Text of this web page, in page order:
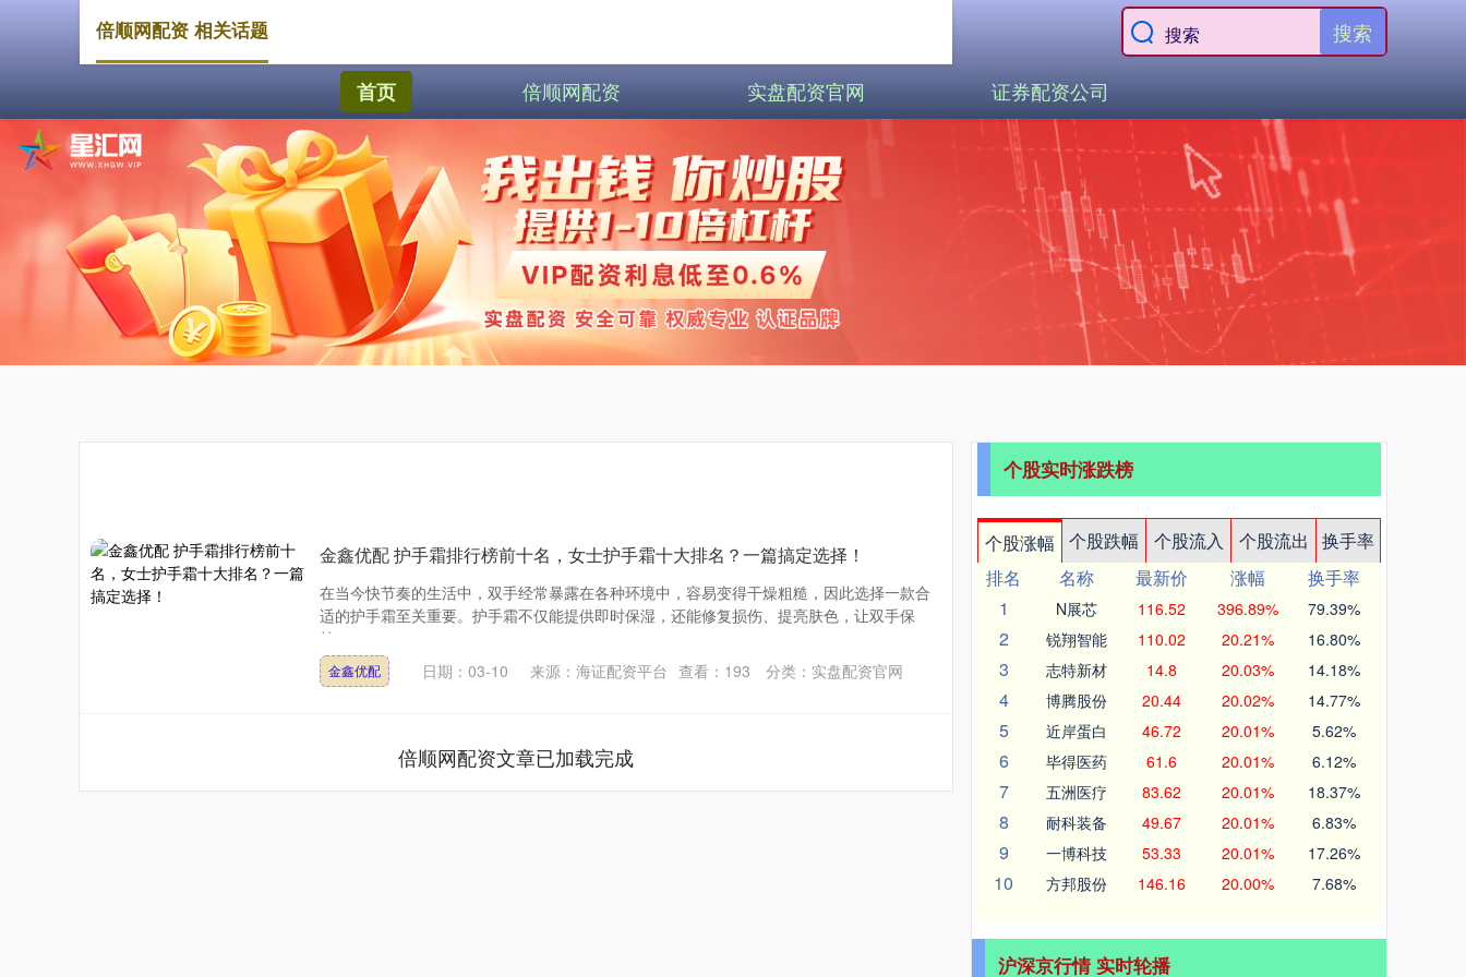
搜索
首页 倍顺网配资 实盘配资官网 证券配资公司
倍顺网配资 相关话题
金鑫优配 护手霜排行榜前十名，女士护手霜十大排名？一篇搞定选择！
在当今快节奏的生活中，双手经常暴露在各种环境中，容易变得干燥粗糙，因此选择一款合
适的护手霜至关重要。护手霜不仅能提供即时保湿，还能修复损伤、提亮肤色，让双手保
持....
金鑫优配 日期：03-10 来源：海证配资平台 查看： 193 分类： 实盘配资官网
倍顺网配资文章已加载完成
个股实时涨跌榜
个股涨幅 个股跌幅 个股流入 个股流出
换手率
排名
名称 最新价 涨幅
换手率
1
N展芯 116.52 396.89% 79.39%
2 锐翔智能 110.02 20.21% 16.80%
3 志特新材 14.8 20.03% 14.18%
4 博腾股份 20.44 20.02% 14.77%
5 近岸蛋白 46.72 20.01% 5.62%
6 毕得医药 61.6 20.01% 6.12%
7 五洲医疗 83.62 20.01% 18.37%
8 耐科装备 49.67 20.01% 6.83%
9 一博科技 53.33 20.01% 17.26%
10 方邦股份 146.16 20.00% 7.68%
沪深京行情 实时轮播